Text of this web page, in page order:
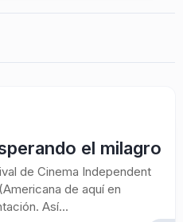
el milagro
de Cinema Independent
de aquí en
Así...